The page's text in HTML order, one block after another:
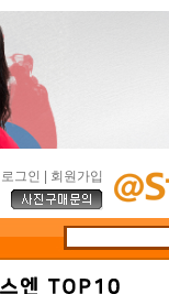
로그인 회원가입